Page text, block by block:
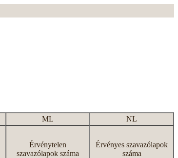
ML
NL
Érvénytelen
szavazólapok száma
Érvényes szavazólapok
száma